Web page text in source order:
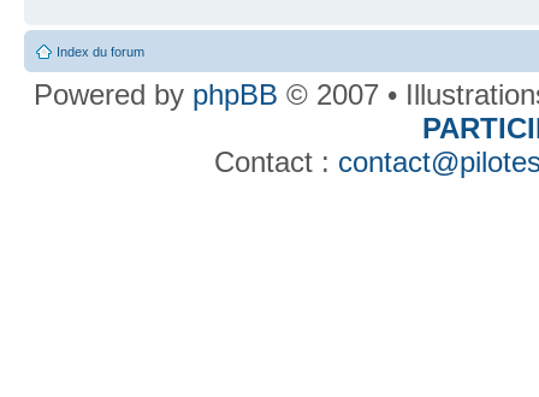
Index du forum
Powered by phpBB © 2007 •
Contact :